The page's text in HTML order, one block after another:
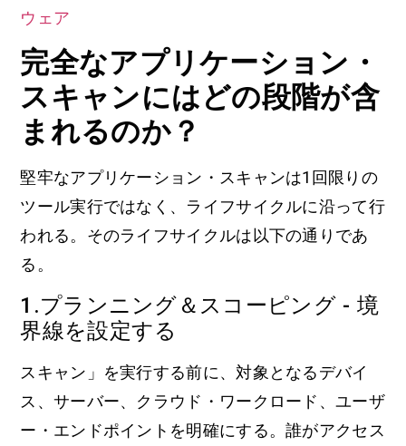
ウェア
完全なアプリケーション・
スキャンにはどの段階が含
まれるのか？
堅牢なアプリケーション・スキャンは1回限りの
ツール実行ではなく、ライフサイクルに沿って行
われる。そのライフサイクルは以下の通りであ
る。
1.プランニング＆スコーピング - 境
界線を設定する
スキャン」を実行する前に、対象となるデバイ
ス、サーバー、クラウド・ワークロード、ユーザ
ー・エンドポイントを明確にする。誰がアクセス